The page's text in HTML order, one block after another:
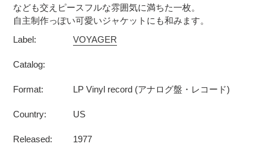
を
追
る
なども交えピースフルな雰囲気に満ちた一枚。
自主制作っぽい可愛いジャケットにも和みます。
Label:
VOYAGER
Catalog:
Format: LP Vinyl record (アナログ盤・レコード)
Country: US
Released: 1977